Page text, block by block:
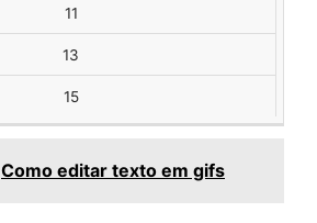
11
13
15
Como editar texto em gifs